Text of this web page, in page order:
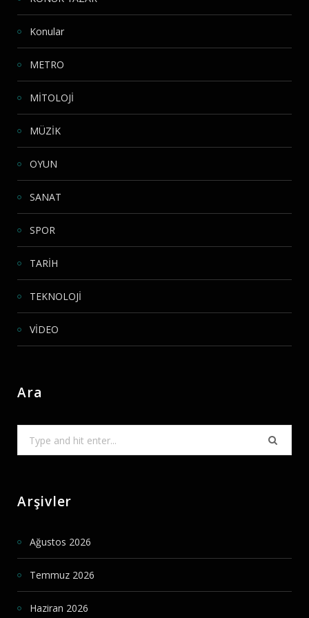
Konular
METRO
MİTOLOJİ
MÜZİK
OYUN
SANAT
SPOR
TARİH
TEKNOLOJİ
VİDEO
Ara
Arşivler
Ağustos 2026
Temmuz 2026
Haziran 2026